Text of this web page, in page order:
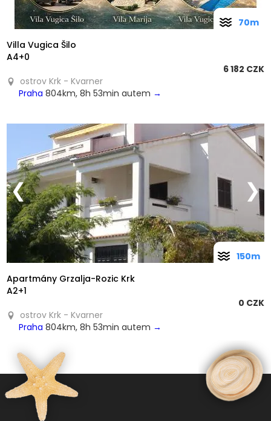
Villa Vugica Šilo
A4+0
6 182 CZK
ostrov Krk - Kvarner
Praha 804km, 8h 53min autem →
70m
❮ ❯
Apartmány Grzalja-Rozic Krk
A2+1
0 CZK
ostrov Krk - Kvarner
Praha 804km, 8h 53min autem →
150m